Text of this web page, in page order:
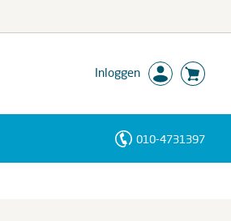
Inloggen
010-4731397